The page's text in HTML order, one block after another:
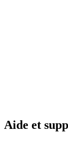
Aide et